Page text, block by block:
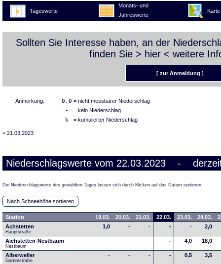
Tageswerte
Monats- und
Jahreswerte
Karte
Sollten Sie Interesse haben, an der
finden Sie > hier < weitere
[ zur Anmeldung ]
Anmerkung: 0,0 = nicht messbarer Niederschlag
- = kein Niederschlag
k = kumulierter Niederschlag
< 21.03.2023
Niederschlagswerte vom 22.03.2023 -
Die Niederschlagswerte des gewählten Tages lassen sich durch Klicken auf das Datum sortieren.
Nach Schneehöhe sortieren
Station 19.03. 20.03. 21.03. 22.03. 23.03. 24.03.
Achstetten
Hauptstraße
1,0 - - - - 2,0
Aichstetten-Nestbaum
Nestbaum
- - - - 4,0 18,0
Alberweiler
Gartenstraße
- - - - 0,5 3,5